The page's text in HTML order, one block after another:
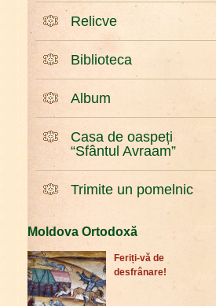
Relicve
Biblioteca
Album
Casa de oaspeți
“Sfântul Avraam”
Trimite un pomelnic
Moldova Ortodoxă
Feriți-vă de
desfrânare!